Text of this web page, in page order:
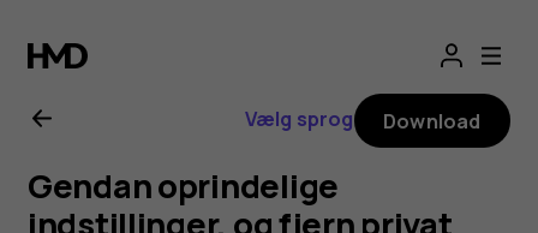
Brugervejledning
til
Nokia
Vælg sprog Download
Gendan oprindelige